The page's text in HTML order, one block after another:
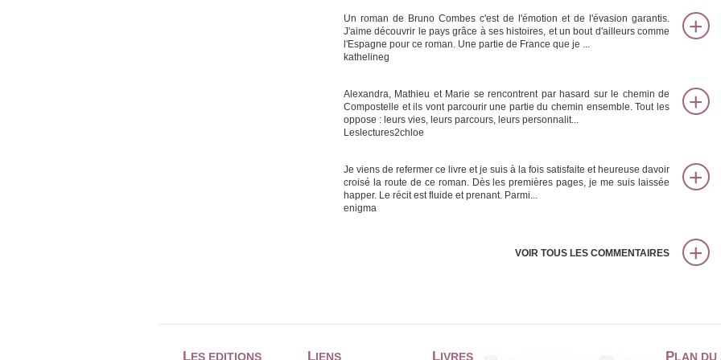
Un roman de Bruno Combes c'est de l'émotion et de l'évasion garantis.
J'aime découvrir le pays grâce à ses histoires, et un bout d'ailleurs comme
l'Espagne pour ce roman. Une partie de France que je ...
kathelineg
Alexandra, Mathieu et Marie se rencontrent par hasard sur le chemin de
Compostelle et ils vont parcourir une partie du chemin ensemble. Tout les
oppose : leurs vies, leurs parcours, leurs personnalit...
Leslectures2chloe
Je viens de refermer ce livre et je suis à la fois satisfaite et heureuse davoir
croisé la route de ce roman. Dès les premières pages, je me suis laissée
happer. Le récit est fluide et prenant. Parmi...
enigma
VOIR TOUS LES COMMENTAIRES
LES EDITIONS LIENS LIVRES PLAN DU